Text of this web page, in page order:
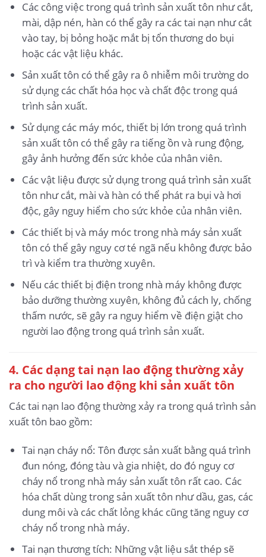
Các công việc trong quá trình sản xuất tôn như cắt,
mài, dập nén, hàn có thể gây ra các tai nạn như cắt
vào tay, bị bỏng hoặc mắt bị tổn thương do bụi
hoặc các vật liệu khác.
Sản xuất tôn có thể gây ra ô nhiễm môi trường do
sử dụng các chất hóa học và chất độc trong quá
trình sản xuất.
Sử dụng các máy móc, thiết bị lớn trong quá trình
sản xuất tôn có thể gây ra tiếng ồn và rung động,
gây ảnh hưởng đến sức khỏe của nhân viên.
Các vật liệu được sử dụng trong quá trình sản xuất
tôn như cắt, mài và hàn có thể phát ra bụi và hơi
độc, gây nguy hiểm cho sức khỏe của nhân viên.
Các thiết bị và máy móc trong nhà máy sản xuất
tôn có thể gây nguy cơ té ngã nếu không được bảo
trì và kiểm tra thường xuyên.
Nếu các thiết bị điện trong nhà máy không được
bảo dưỡng thường xuyên, không đủ cách ly, chống
thấm nước, sẽ gây ra nguy hiểm về điện giật cho
người lao động trong quá trình sản xuất.
4. Các dạng tai nạn lao động thường xảy
ra cho người lao động khi sản xuất tôn
Các tai nạn lao động thường xảy ra trong quá trình sản
xuất tôn bao gồm:
Tai nạn cháy nổ: Tôn được sản xuất bằng quá trình
đun nóng, đóng tàu và gia nhiệt, do đó nguy cơ
cháy nổ trong nhà máy sản xuất tôn rất cao. Các
hóa chất dùng trong sản xuất tôn như dầu, gas, các
dung môi và các chất lỏng khác cũng tăng nguy cơ
cháy nổ trong nhà máy.
Tai nạn thương tích: Những vật liệu sắt thép sẽ